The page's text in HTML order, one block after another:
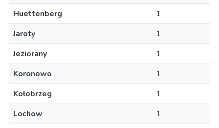
Huettenberg
1
Jaroty
1
Jeziorany
1
Koronowo
1
Kołobrzeg
1
Lochow
1